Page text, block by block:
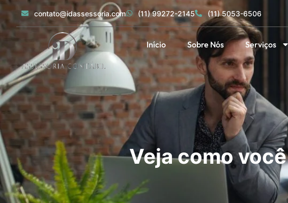
contato@idassessoria.com (11) 99272-2145 (11) 5053-6506
Início Sobre Nós Serviços
Veja como